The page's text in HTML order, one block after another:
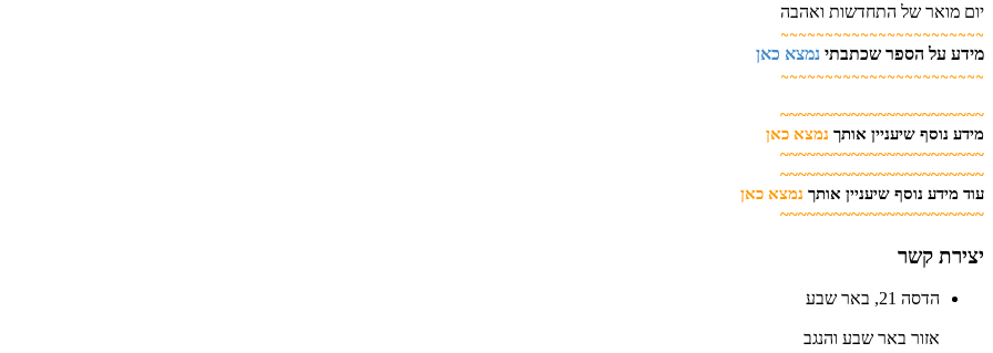
יום מואר של התחדשות ואהבה
~~~~~~~~~~~~~~~~~~~~~~~
מידע על הספר שכתבתי נמצא כאן
~~~~~~~~~~~~~~~~~~~~~~~
~~~~~~~~~~~~~~~~~~~~~~~
מידע נוסף שיעניין אותך נמצא כאן
~~~~~~~~~~~~~~~~~~~~~~~
~~~~~~~~~~~~~~~~~~~~~~~
עוד מידע נוסף שיעניין אותך נמצא כאן
~~~~~~~~~~~~~~~~~~~~~~~
יצירת קשר
הדסה 21, באר שבע
אזור באר שבע והנגב